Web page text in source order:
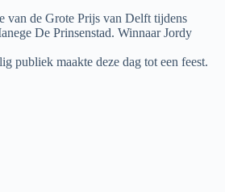
van de Grote Prijs van Delft tijdens
De Prinsenstad. Winnaar Jordy
publiek maakte deze dag tot een feest.